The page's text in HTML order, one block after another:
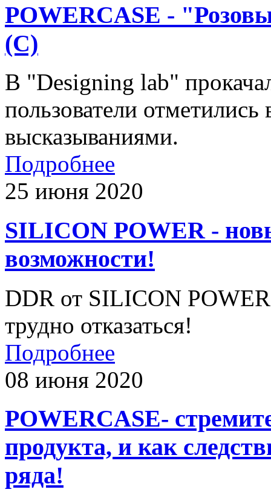
POWERCASE -
(С)
В "Designing lab"
пользователи
высказываниями.
Подробнее
25 июня 2020
SILICON POWER -
возможности!
DDR от SILICON
трудно отказаться!
Подробнее
08 июня 2020
POWERCASE-
продукта, и как
ряда!